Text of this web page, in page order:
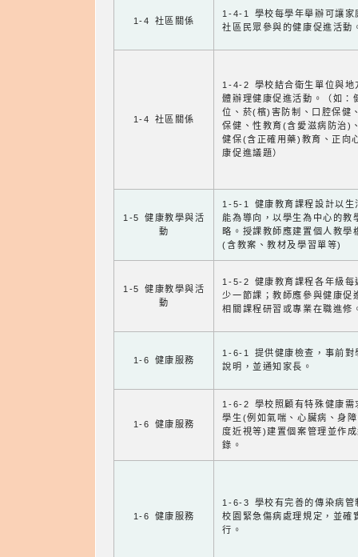
1-4 社區關係
1-4-1 學校每學年舉辦可讓家
社區民眾參與的健康促進活動
1-4 社區關係
1-4-2 學校結合衛生單位與地
體辦理健康促進活動。（如：
位、菸(檳)害防制、口腔保健
保健、性教育(含愛滋病防治)
健保(含正確用藥)教育、正向
康促進議題）
1-5 健康教學與活
動
1-5-1 健康教育課程設計以生
能為導向，以學生為中心的教
略。授課教師應建置個人教學
(含教案、教材及學習單等)
1-5 健康教學與活
動
1-5-2 健康教育課程各年級每
少一節課；教師應參與健康促
相關課程研習或專業在職進修
1-6 健康服務
1-6-1 提供健康檢查，事前對
說明，並通知家長。
1-6 健康服務
1-6-2 學校照顧有特殊健康需
學生(例如氣喘、心臟病、身
度近視等)建置個案管理並作
錄。
1-6 健康服務
1-6-3 學校有完善的傳染病管
校園緊急傷病處理規定，並確
行。